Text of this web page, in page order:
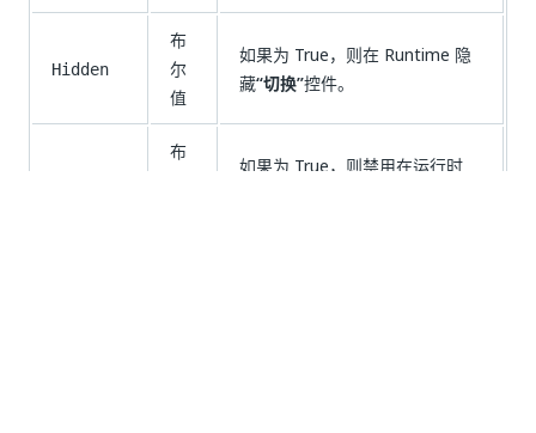
Hidden
布
尔
值
如果为 True，则在 Runtime 隐
藏“切换”控件。
布
如果为 True，则禁用在运行时